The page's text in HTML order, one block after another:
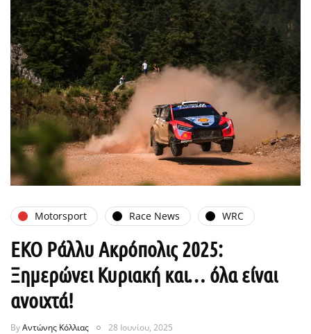
Motorsport Race News WRC
ΕΚΟ Ράλλυ Ακρόπολις 2025:
Ξημερώνει Κυριακή και… όλα είναι
ανοιχτά!
ByΑντώνης Κόλλιας 28 Ιουνίου, 2025